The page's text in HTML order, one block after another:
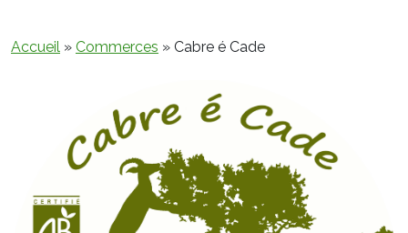
Accueil » Commerces » Cabre é Cade